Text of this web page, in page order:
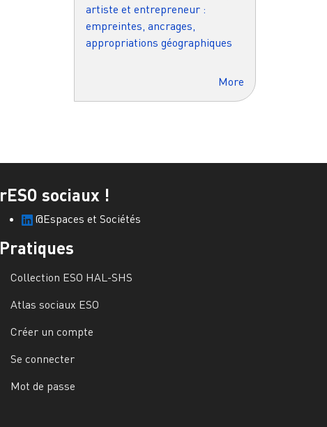
artiste et entrepreneur :
empreintes, ancrages,
appropriations géographiques
More
rESO sociaux !
@Espaces et Sociétés
Pratiques
Collection ESO HAL-SHS
Atlas sociaux ESO
Créer un compte
Se connecter
Mot de passe